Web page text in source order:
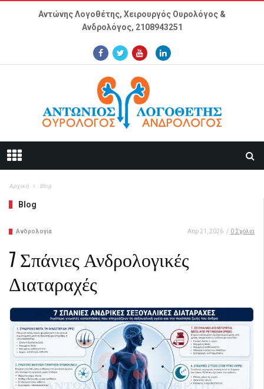
Αντώνης Λογοθέτης, Χειρουργός Ουρολόγος &
Ανδρολόγος, 2108943251
Αρχική Blog
Blog
Ανδρολογία Απρ 21, 2026 / 0 Σχόλια
7 Σπάνιες Ανδρολογικές
Διαταραχές